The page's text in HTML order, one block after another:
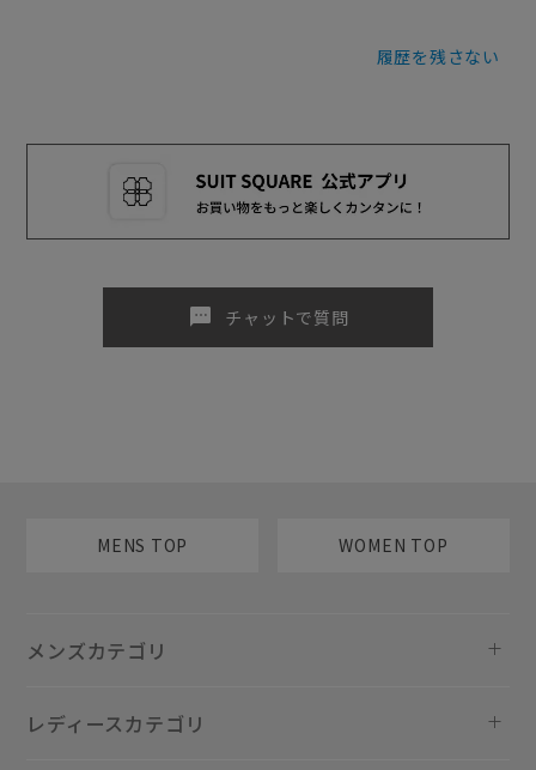
履歴を残さない
sms チャットで質問
MENS TOP WOMEN TOP
メンズカテゴリ
レディースカテゴリ